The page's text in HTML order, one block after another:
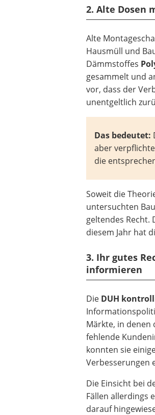
2. Alte Dosen
Alte
Hausmüll und
Dämmstoffes
gesammelt und
vor, dass der
unentgeltlich
Das bedeutet:
aber
die
Soweit die
untersuchten
geltendes
diesem Jahr hat
3. Ihr gutes
informieren
Die DUH
Märkte, in denen
fehlende
konnten sie
Verbesserungen
Die Einsicht bei
Fällen allerdings
darauf